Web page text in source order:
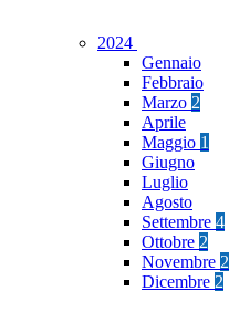
2024
Gennaio
Febbraio
Marzo 2
Aprile
Maggio 1
Giugno
Luglio
Agosto
Settembre 4
Ottobre 2
Novembre 2
Dicembre 2